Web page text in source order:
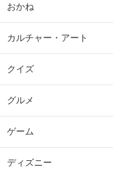
おかね
カルチャー・アート
クイズ
グルメ
ゲーム
ディズニー